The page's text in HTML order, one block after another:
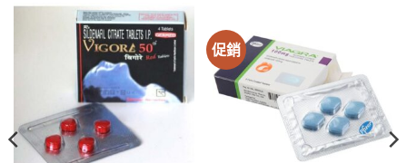
促銷